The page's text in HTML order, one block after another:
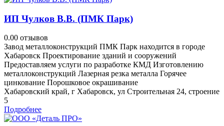
ИП Чулков В.В. (ПМК Парк)
0.00 отзывов
Завод металлоконструкций ПМК Парк находится в городе
Хабаровск Проектирование зданий и сооружений
Предоставляем услуги по разработке КМД Изготовлению
металлоконструкций Лазерная резка металла Горячее
цинкование Порошковое окрашивание
Хабаровский край, г Хабаровск, ул Строительная 24, строение
5
Подробнее